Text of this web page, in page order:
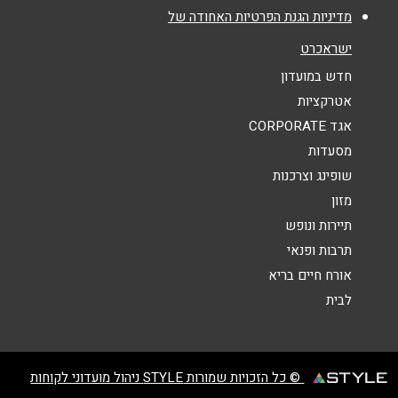
אנא חזרו אלי בקשר ל...
הודעה
מדיניות הגנת הפרטיות האחודה של
ישראכרט
חדש במועדון
אטרקציות
אגד CORPORATE
מסעדות
שופינג וצרכנות
מזון
תיירות ונופש
תרבות ופנאי
אורח חיים בריא
לבית
© כל הזכויות שמורות STYLE ניהול מועדוני לקוחות